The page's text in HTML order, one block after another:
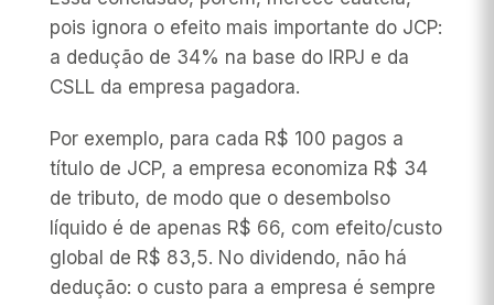
pois ignora o efeito mais importante do JCP:
a dedução de 34% na base do IRPJ e da
CSLL da empresa pagadora.
Por exemplo, para cada R$ 100 pagos a
título de JCP, a empresa economiza R$ 34
de tributo, de modo que o desembolso
líquido é de apenas R$ 66, com efeito/custo
global de R$ 83,5. No dividendo, não há
dedução: o custo para a empresa é sempre